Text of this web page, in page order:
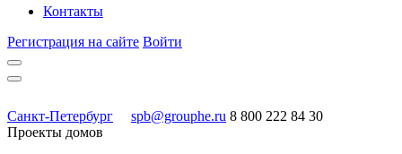
Контакты
Регистрация на сайте Войти
Санкт-Петербург spb@grouphe.ru 8 800 222 84 30
Проекты домов